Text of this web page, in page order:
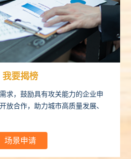
我要揭榜
求，鼓励具有攻关能力的企业申
放合作，助力城市高质量发展、
场景申请